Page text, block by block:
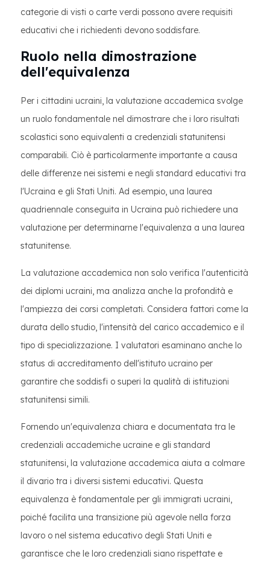
categorie di visti o carte verdi possono avere requisiti
educativi che i richiedenti devono soddisfare.
Ruolo nella dimostrazione
dell'equivalenza
Per i cittadini ucraini, la valutazione accademica svolge
un ruolo fondamentale nel dimostrare che i loro risultati
scolastici sono equivalenti a credenziali statunitensi
comparabili. Ciò è particolarmente importante a causa
delle differenze nei sistemi e negli standard educativi tra
l'Ucraina e gli Stati Uniti. Ad esempio, una laurea
quadriennale conseguita in Ucraina può richiedere una
valutazione per determinarne l'equivalenza a una laurea
statunitense.
La valutazione accademica non solo verifica l'autenticità
dei diplomi ucraini, ma analizza anche la profondità e
l'ampiezza dei corsi completati. Considera fattori come la
durata dello studio, l'intensità del carico accademico e il
tipo di specializzazione. I valutatori esaminano anche lo
status di accreditamento dell'istituto ucraino per
garantire che soddisfi o superi la qualità di istituzioni
statunitensi simili.
Fornendo un'equivalenza chiara e documentata tra le
credenziali accademiche ucraine e gli standard
statunitensi, la valutazione accademica aiuta a colmare
il divario tra i diversi sistemi educativi. Questa
equivalenza è fondamentale per gli immigrati ucraini,
poiché facilita una transizione più agevole nella forza
lavoro o nel sistema educativo degli Stati Uniti e
garantisce che le loro credenziali siano rispettate e